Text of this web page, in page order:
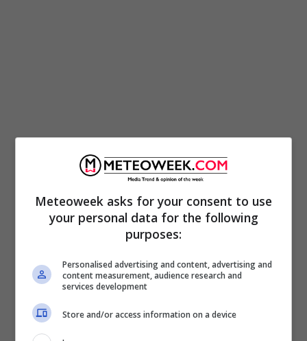
Tuttavia, al di là della posa,a far palpitare il
cuore dei numerosi utenti è stata la dedica
postata nella didascalia dello scatto: “Amore
. Che io sia sospesa nel blu dei mari
annegare”. Ovviamente, nominando la fiducia,
Eva si è voluta riferire al fatto che le
chiacchiere dell’ex gieffinaLicia Nunez
Meteoweek asks for your consent to use
your personal data for the following
purposes:
Personalised advertising and content, advertising and
content measurement, audience research and
services development
Store and/or access information on a device